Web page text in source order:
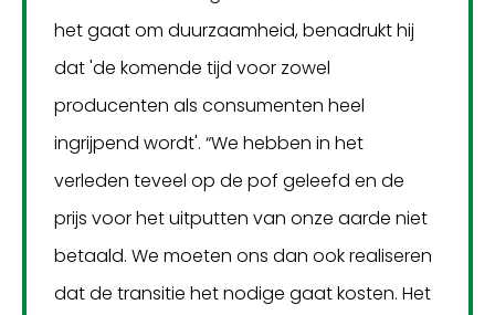
het gaat om duurzaamheid, benadrukt hij
dat 'de komende tijd voor zowel
producenten als consumenten heel
ingrijpend wordt'. “We hebben in het
verleden teveel op de pof geleefd en de
prijs voor het uitputten van onze aarde niet
betaald. We moeten ons dan ook realiseren
dat de transitie het nodige gaat kosten. Het